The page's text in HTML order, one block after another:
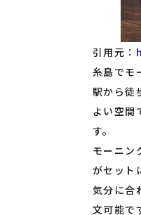
引用元：
糸島でモ
駅から徒
よい空間
す。
モーニン
がセット
気分に合
文可能で